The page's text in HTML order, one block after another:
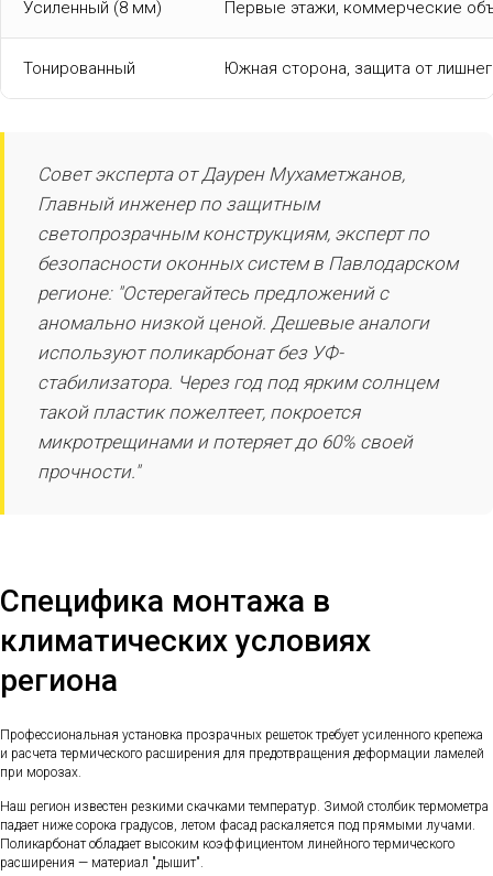
Усиленный (8 мм) Первые этажи, коммерческие
Тонированный Южная сторона, защита от
Совет эксперта от Даурен Мухаметжанов,
Главный инженер по защитным
светопрозрачным конструкциям, эксперт по
безопасности оконных систем в Павлодарском
регионе: "Остерегайтесь предложений с
аномально низкой ценой. Дешевые аналоги
используют поликарбонат без УФ-
стабилизатора. Через год под ярким солнцем
такой пластик пожелтеет, покроется
микротрещинами и потеряет до 60% своей
прочности."
Специфика монтажа в
климатических условиях
региона
Профессиональная установка прозрачных решеток требует усиленного крепежа
и расчета термического расширения для предотвращения деформации ламелей
при морозах.
Наш регион известен резкими скачками температур. Зимой столбик термометра
падает ниже сорока градусов, летом фасад раскаляется под прямыми лучами.
Поликарбонат обладает высоким коэффициентом линейного термического
расширения — материал "дышит".